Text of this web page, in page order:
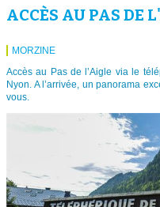
ACCÈS AU PAS DE
MORZINE
Accès au Pas de l’Aigle via le
Nyon. A l’arrivée, un panorama
vous.